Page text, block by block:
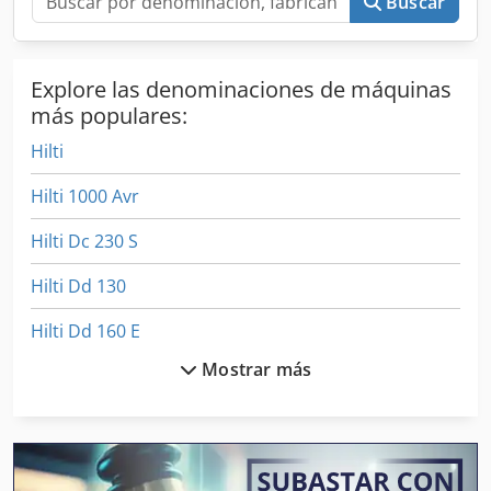
Explore las denominaciones de máquinas
más populares:
Hilti
Hilti 1000 Avr
Hilti Dc 230 S
Hilti Dd 130
Hilti Dd 160 E
Hilti Dx 650
Mostrar más